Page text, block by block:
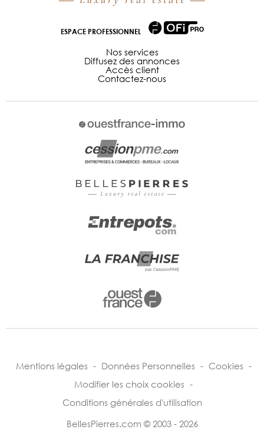
ESPACE PROFESSIONNEL
Nos services
Diffusez des annonces
Accès client
Contactez-nous
Mentions légales - Données Personnelles - Cookies -
Modifier les choix cookies -
Conditions générales d'utilisation
BellesPierres.com © 2003 - 2026